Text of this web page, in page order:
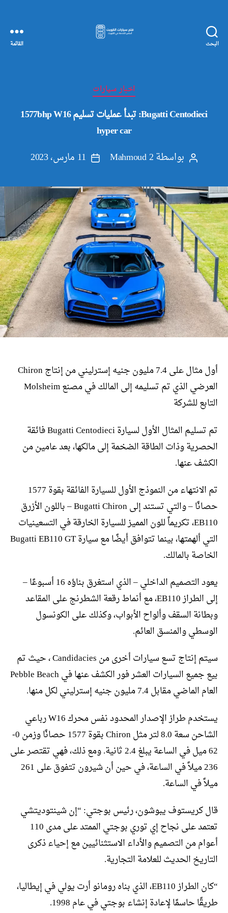
البحث
الكويت
القائمة
التصنيفات
اخبار سيارات
Bugatti Centodieci: تبدأ عمليات تسليم 1577bhp W16
hyper car
كاتببواسطةMahmoud 2
تاريخ
11 مارس، 2023
أول مثال على 7.4 مليون جنيه إسترليني من إنتاج Chiron
العرضي الذي تم تسليمه إلى المالك في مصنع Molsheim
التابع للشركة
تم تسليم المثال الأول لسيارة Bugatti Centodieci فائقة
الحصرية وذات الطاقة الضخمة إلى مالكها، بعد عامين من
الكشف عنها.
تم الانتهاء من النموذج الأول للسيارة الفائقة بقوة 1577
حصانًا – والتي تستند إلى Bugatti Chiron – باللون الأزرق
EB110، تكريماً للون المميز للسيارة الخارقة في التسعينيات
التي ألهمتها، بينما تتوافق أيضًا مع سيارة Bugatti EB110 GT
الخاصة بالمالك.
يعود التصميم الداخلي – الذي استغرق بناؤه 16 أسبوعًا –
إلى الطراز EB110، مع أنماط رقعة الشطرنج على المقاعد
وبطانة السقف وألواح الأبواب، وكذلك على الكونسول
الوسطي والمنسق العائم.
سيتم إنتاج تسع سيارات أخرى من Candidacies ، حيث تم
بيع جميع السيارات العشر فور الكشف عنها في Pebble Beach
العام الماضي مقابل 7.4 مليون جنيه إسترليني لكل منها.
يستخدم طراز الإصدار المحدود نفس محرك W16 رباعي
الشاحن سعة 8.0 لتر مثل Chiron بقوة 1577 حصانًا وزمن 0-
62 ميل في الساعة يبلغ 2.4 ثانية. ومع ذلك، فهي تقتصر على
236 ميلاً في الساعة، في حين أن شيرون تتفوق على 261
ميلاً في الساعة.
قال كريستوف يبوشون، رئيس بوجتي: “إن شينتوديتشي
تعتمد على نجاح إي توري بوجتي الممتد على مدى 110
أعوام من التصميم والأداء الاستثنائيين مع إحياء ذكرى
التاريخ الحديث للعلامة التجارية.
“كان الطراز EB110، الذي بناه رومانو أرت يولي في إيطاليا،
طريقًا حاسمًا لإعادة إنشاء بوجتي في عام 1998.